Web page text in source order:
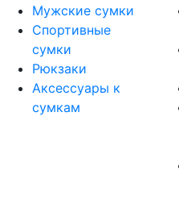
Мужские сумки
Спортивные
сумки
Рюкзаки
Аксессуары к
сумкам